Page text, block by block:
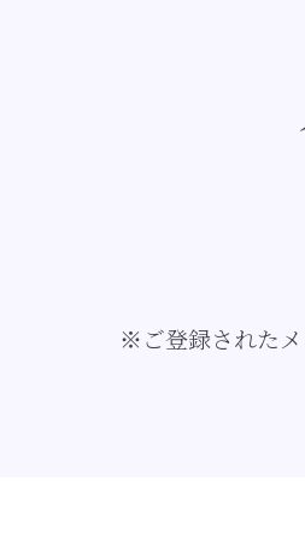
※ご登録された